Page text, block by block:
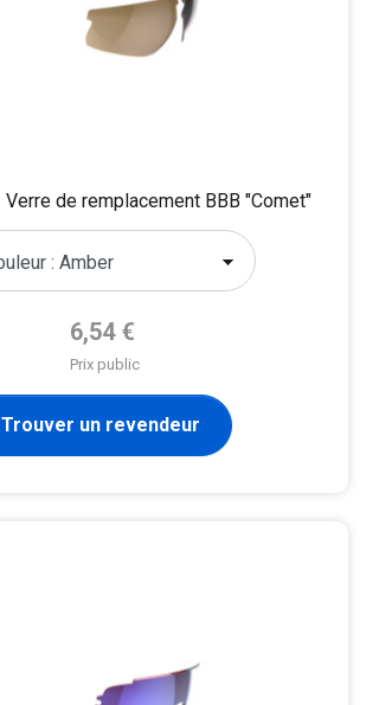
Verre de remplacement BBB "Comet"
Prix de base
6,54 €
Prix public
Trouver un revendeur